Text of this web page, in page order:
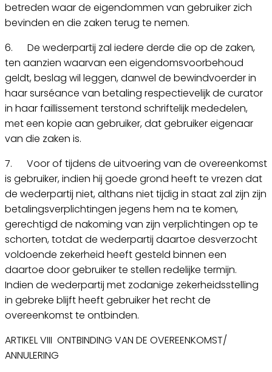
betreden waar de eigendommen van gebruiker zich
bevinden en die zaken terug te nemen.
6. De wederpartij zal iedere derde die op de zaken,
ten aanzien waarvan een eigendomsvoorbehoud
geldt, beslag wil leggen, danwel de bewindvoerder in
haar surséance van betaling respectievelijk de curator
in haar faillissement terstond schriftelijk mededelen,
met een kopie aan gebruiker, dat gebruiker eigenaar
van die zaken is.
7. Voor of tijdens de uitvoering van de overeenkomst
is gebruiker, indien hij goede grond heeft te vrezen dat
de wederpartij niet, althans niet tijdig in staat zal zijn zijn
betalingsverplichtingen jegens hem na te komen,
gerechtigd de nakoming van zijn verplichtingen op te
schorten, totdat de wederpartij daartoe desverzocht
voldoende zekerheid heeft gesteld binnen een
daartoe door gebruiker te stellen redelijke termijn.
Indien de wederpartij met zodanige zekerheidsstelling
in gebreke blijft heeft gebruiker het recht de
overeenkomst te ontbinden.
ARTIKEL VIII ONTBINDING VAN DE OVEREENKOMST/
ANNULERING